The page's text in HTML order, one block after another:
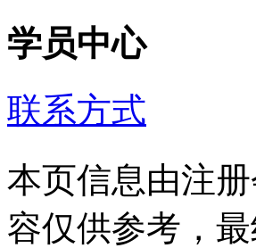
学员中心
联系方式
本页信息由注
容仅供参考，